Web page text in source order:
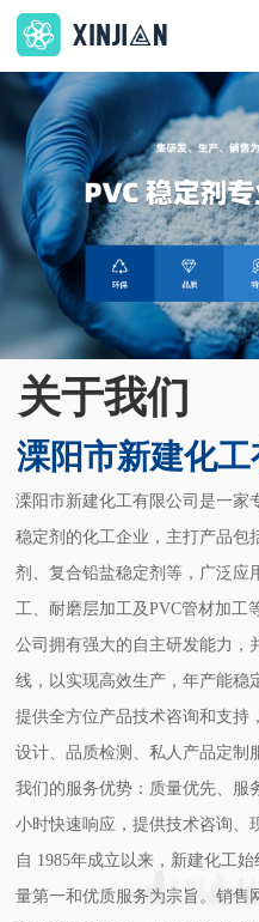
集研发、生产、
PVC 稳定剂专业
环保、品质、特色、创新
了解更多 >
关于我们
溧阳市新建化工
溧阳市新建化工有限公司是一家
稳定剂的化工企业，主打产品包
剂、复合铅盐稳定剂等，广泛应
工、耐磨层加工及PVC管材加工
公司拥有强大的自主研发能力，
线，以实现高效生产，年产能稳
提供全方位产品技术咨询和支持
设计、品质检测、私人产品定制
我们的服务优势：质量优先、服
小时快速响应，提供技术咨询、
自 1985年成立以来，新建化工
量第一和优质服务为宗旨。销售